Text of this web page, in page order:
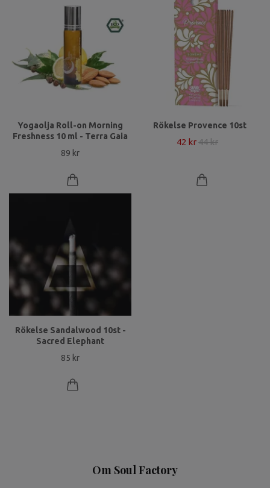
Yogaolja Roll-on Morning
Freshness 10 ml - Terra Gaia
89 kr
Rökelse Provence 10st
42 kr44 kr
Rökelse Sandalwood 10st -
Sacred Elephant
85 kr
Om Soul Factory